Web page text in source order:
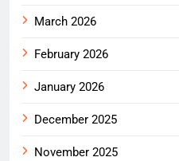
March 2026
February 2026
January 2026
December 2025
November 2025